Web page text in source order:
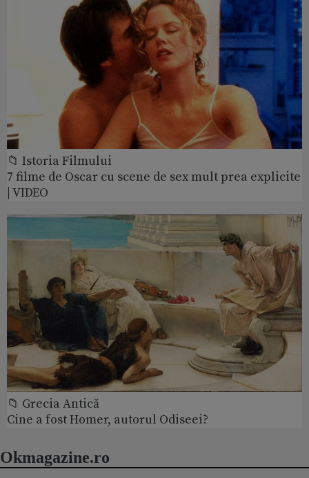
📁 Istoria Filmului
7 filme de Oscar cu scene de sex mult prea explicite
| VIDEO
📁 Grecia Antică
Cine a fost Homer, autorul Odiseei?
Okmagazine.ro